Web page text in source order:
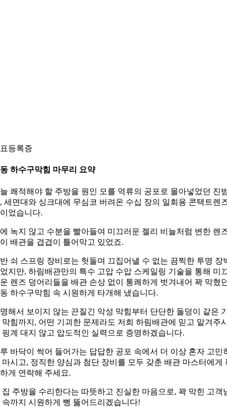
등록증
하수구막힘 마무리 요약
쾌적해야 할 주방을 원인 모를 역류의 공포로 몰아넣었던 진
세면대와 싱크대에 무심코 버려온 수십 장의 일회용 콘택트렌
었습니다.
녹지 않고 수분을 빨아들여 미끄러운 젤리 비늘처럼 변한 렌
배관을 겹겹이 틀어막고 있었죠.
쇠 스프링 장비로는 헛돌며 끄집어낼 수 없는 끔찍한 투명 장
지만, 하림배관만의 특수 고압 수압 스케일링 기술을 통해 미
렌즈 덩어리들을 배관 손상 없이 통쾌하게 벗겨내어 꽉 막혔
하수구막힘 속 시원하게 타개해 냈습니다.
해서 보이지 않는 끈질긴 악성 막힘부터 단단한 돌덩이 같은
막힘까지, 어떤 기괴한 문제라도 저희 하림배관에 믿고 맡겨주
핑계 대지 않고 압도적인 실력으로 증명하겠습니다.
바닥이 썩어 들어가는 답답한 공포 속에서 더 이상 혼자 고민
마시고, 정직한 양심과 첨단 장비를 모두 갖춘 배관 마스터에게
게 연락해 주세요.
집 주방을 수리한다는 따뜻하고 진실한 마음으로, 꽉 막힌 고객
속까지 시원하게 뻥 뚫어드리겠습니다!